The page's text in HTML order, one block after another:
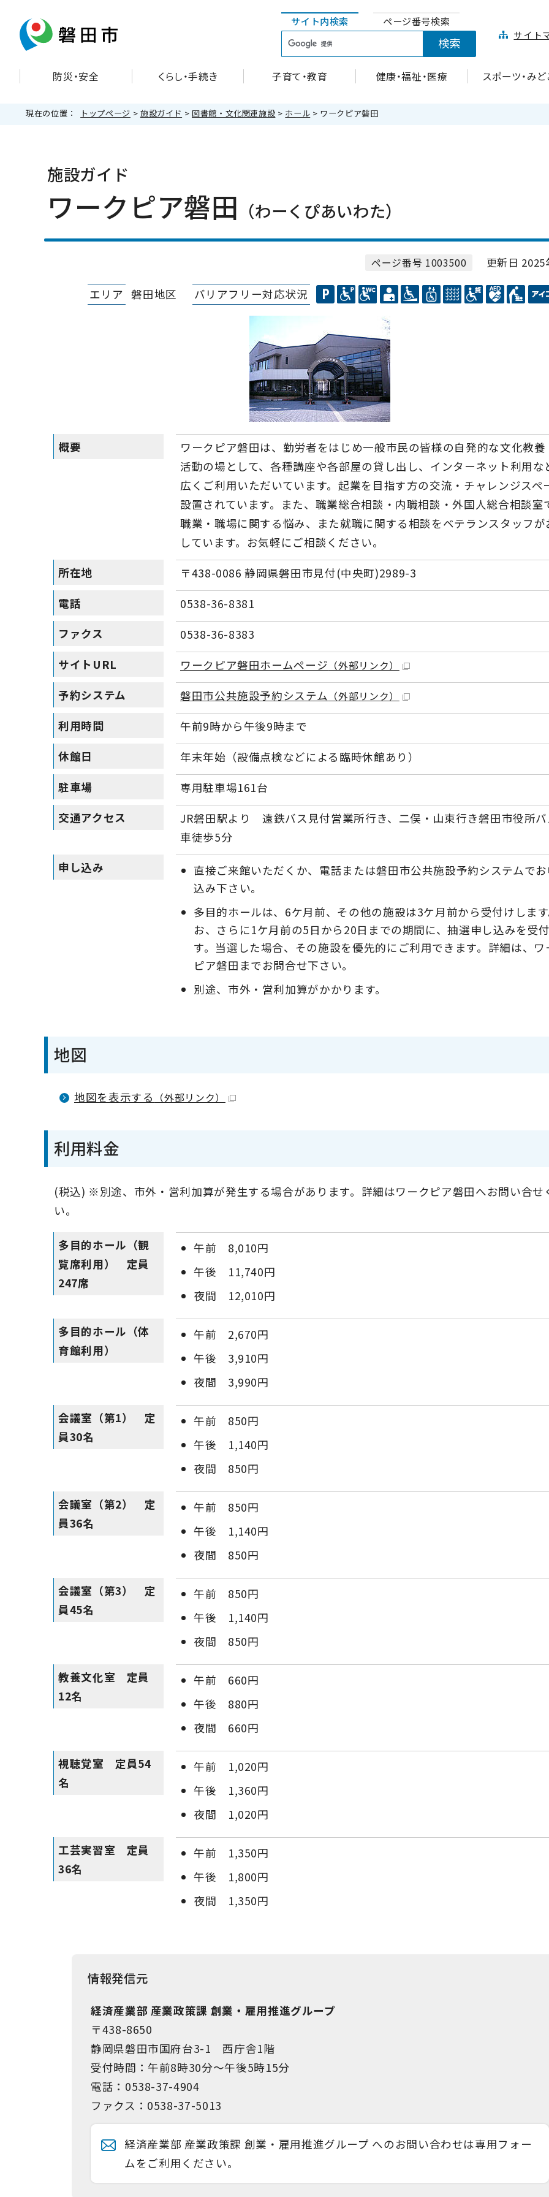
サイト内検索
ページ番号検索
サイト
防災・安全 くらし・手続き 子育て・教育 健康・福祉・医療 スポーツ・みど
現在の位置： トップページ > 施設ガイド >図書館・文化関連施設 > ホール > ワークピア磐田
施設ガイド
ワークピア磐田 （わーくぴあいわた）
ページ番号 1003500 更新日 2025
エリア 磐田地区 バリアフリー対応状況
概要
ワークピア磐田は、勤労者をはじめ一般市民の皆様の自発的な文化教
活動の場として、各種講座や各部屋の貸し出し、インターネット利用な
広くご利用いただいています。起業を目指す方の交流・チャレンジスペ
設置されています。また、職業総合相談・内職相談・外国人総合相談室
職業・職場に関する悩み、また就職に関する相談をベテランスタッフが
しています。お気軽にご相談ください。
所在地
〒438-0086 静岡県磐田市見付(中央町)2989-3
電話
0538-36-8381
ファクス
0538-36-8383
サイトURL
ワークピア磐田ホームページ （外部リンク）
予約システム 磐田市公共施設予約システム （外部リンク）
利用時間
午前9時から午後9時まで
休館日
年末年始（設備点検などによる臨時休館あり）
駐車場
専用駐車場161台
交通アクセス
JR磐田駅より 遠鉄バス見付営業所行き、二俣・山東行き磐田市役所
車徒歩5分
申し込み
直接ご来館いただくか、電話または磐田市公共施設予約システムで
込み下さい。
多目的ホールは、6ケ月前、その他の施設は3ケ月前から受付けしま
お、さらに1ケ月前の5日から20日までの期間に、抽選申し込みを受
す。当選した場合、その施設を優先的にご利用できます。詳細は、ワ
ピア磐田までお問合せ下さい。
別途、市外・営利加算がかかります。
地図
地図を表示する （外部リンク）
利用料金
(税込) ※別途、市外・営利加算が発生する場合があります。詳細はワークピア磐田へお問い合せ
い。
多目的ホール（観
覧席利用） 定員
247席
午前 8,010円
午後 11,740円
夜間 12,010円
多目的ホール（体
育館利用）
午前 2,670円
午後 3,910円
夜間 3,990円
会議室（第1） 定
員30名
午前 850円
午後 1,140円
夜間 850円
会議室（第2） 定
員36名
午前 850円
午後 1,140円
夜間 850円
会議室（第3） 定
員45名
午前 850円
午後 1,140円
夜間 850円
教養文化室 定員
12名
午前 660円
午後 880円
夜間 660円
視聴覚室 定員54
名
午前 1,020円
午後 1,360円
夜間 1,020円
工芸実習室 定員
36名
午前 1,350円
午後 1,800円
夜間 1,350円
情報発信元
経済産業部 産業政策課 創業・雇用推進グループ
〒438-8650
静岡県磐田市国府台3-1 西庁舎1階
受付時間：午前8時30分～午後5時15分
電話：0538-37-4904
ファクス：0538-37-5013
経済産業部 産業政策課 創業・雇用推進グループ へのお問い合わせは専用フォー
ムをご利用ください。